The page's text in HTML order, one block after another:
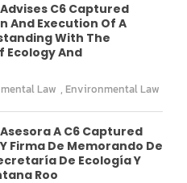
C6 Captured
And Execution Of A
With The
Ecology And
Law , Environmental Law
A C6 Captured
Firma De Memorando De
De Ecología Y
Roo